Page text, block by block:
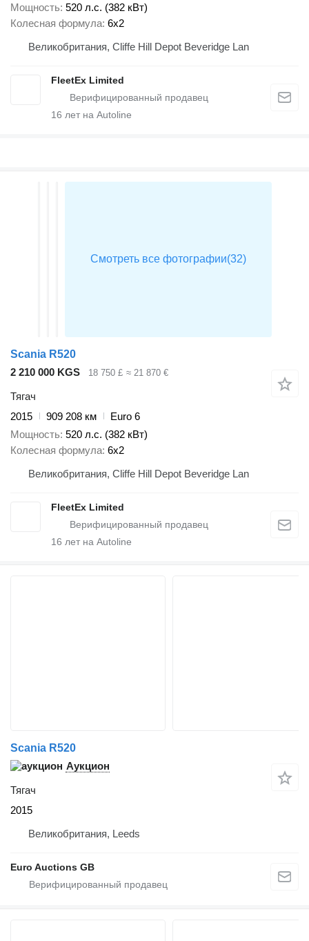
Мощность 520 л.с. (382 кВт)
Колесная формула 6x2
Великобритания, Cliffe Hill Depot Beveridge Lan
FleetEx Limited
16 лет на Autoline
Scania R520
2 210 000 KGS
18 750 £ ≈ 21 870 €
Тягач
2015
909 208 км
Euro 6
Мощность 520 л.с. (382 кВт)
Колесная формула 6x2
Великобритания, Cliffe Hill Depot Beveridge Lan
FleetEx Limited
16 лет на Autoline
Scania R520
Аукцион
Тягач
2015
Великобритания, Leeds
Euro Auctions GB